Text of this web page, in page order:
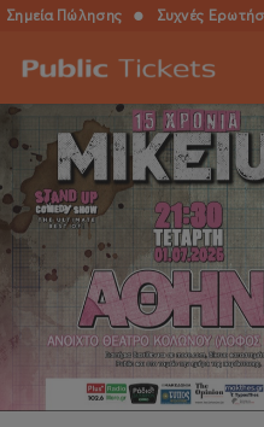
Σημεία Πώλησης ● Συχνές